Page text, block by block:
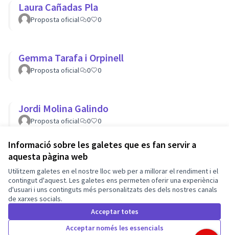
Informació sobre les galetes que es fan servir a
aquesta pàgina web
Utilitzem galetes en el nostre lloc web per a millorar el rendiment i el
contingut d'aquest. Les galetes ens permeten oferir una experiència
d'usuari i uns continguts més personalitzats des dels nostres canals
de xarxes socials.
Acceptar totes
Acceptar només les essencials
Laura Cañadas Pla
Proposta oficial 0 0
Gemma Tarafa i Orpinell
Proposta oficial 0 0
Jordi Molina Galindo
Proposta oficial 0 0
Termes i condicions d'ús
Configuració de les galetes
Barcelona En Comú a X
(Enllaç extern)
Barcelona En Comú a Facebook
(Enllaç extern)
Barcelona En Comú a Instagram
(Enllaç extern)
Barcelona En Comú a YouTube
(Enllaç extern)
Català
Triar la llenguaElegir el idioma